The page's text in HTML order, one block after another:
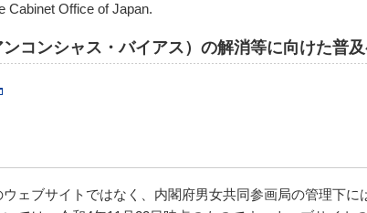
Cabinet Office of Japan.
コンシャス・バイアス）の解消等に向けた普
ェブサイトではなく、内閣府男女共同参画局の管理下に